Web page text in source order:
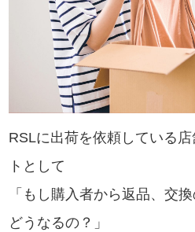
RSLに出荷を依頼している
トとして
「もし購入者から返品、交
どうなるの？」